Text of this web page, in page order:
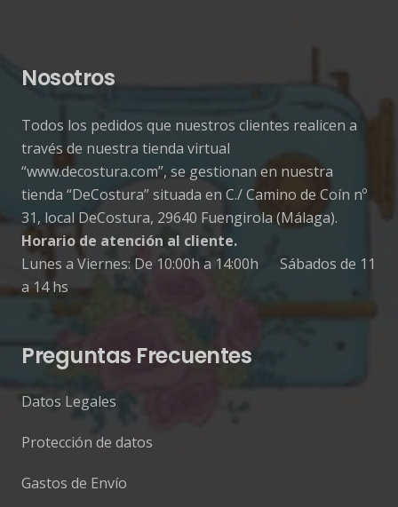
Nosotros
Todos los pedidos que nuestros clientes realicen a
través de nuestra tienda virtual
“www.decostura.com”, se gestionan en nuestra
tienda “DeCostura” situada en C./ Camino de Coín nº
31, local DeCostura, 29640 Fuengirola (Málaga).
Horario de atención al cliente.
Lunes a Viernes: De 10:00h a 14:00h Sábados de 11
a 14 hs
Preguntas Frecuentes
Datos Legales
Protección de datos
Gastos de Envío